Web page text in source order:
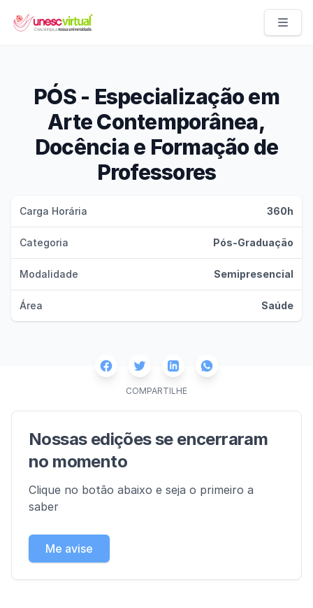
UNESC VIRTUAL
PÓS - Especialização em
Arte Contemporânea,
Docência e Formação de
Professores
Carga Horária 360h
Categoria Pós-Graduação
Modalidade Semipresencial
Área Saúde
FacebookTwitterLinkedinWhatsapp
COMPARTILHE
Nossas edições se encerraram
no momento
Clique no botão abaixo e seja o primeiro a
saber
Me avise